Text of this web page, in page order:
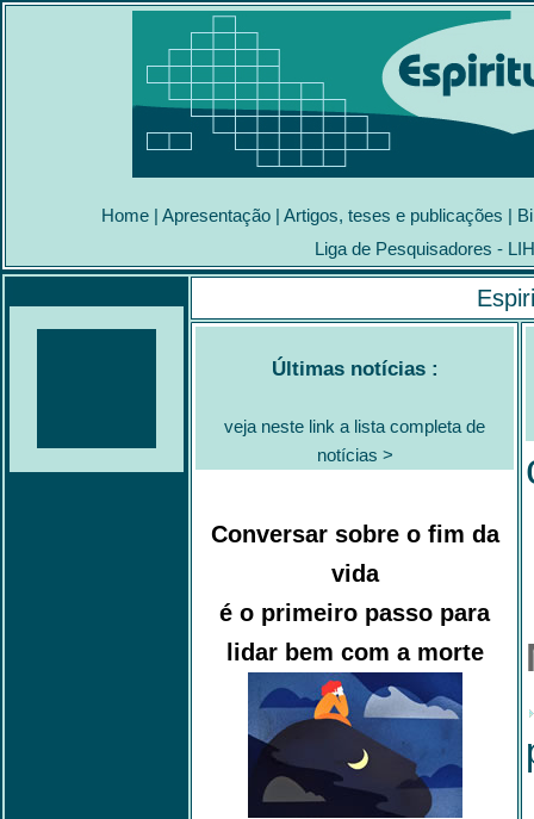
Home | Apresentação | Artigos, teses e publicações |
Liga de Pesquisadores -
Últimas notícias :
veja neste link a lista completa de
notícias >
Conversar sobre o fim da
vida
é o primeiro passo para
lidar bem com a morte